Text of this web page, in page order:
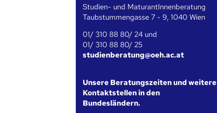
Studien- und MaturantInnenberatung
Taubstummengasse 7 - 9, 1040 Wien
01/ 310 88 80/ 24 und
01/ 310 88 80/ 25
studienberatung@oeh.ac.at
Unsere Beratungszeiten und weitere
Kontaktstellen in den
Bundesländern.